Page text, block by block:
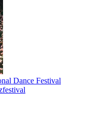
Dance Festival